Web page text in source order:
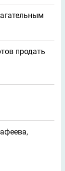
продать